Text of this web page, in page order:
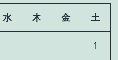
水 木 金 土
1